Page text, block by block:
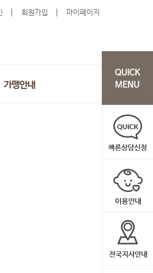
회원가입 마이페이지
가맹안내